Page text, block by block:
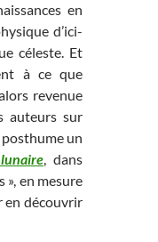
en
d’ici-
céleste. Et
à ce que
revenue
auteurs sur
un
, dans
», en mesure
en découvrir